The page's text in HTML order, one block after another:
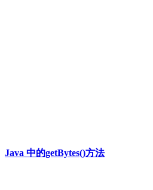
Java 中的getBytes()方法